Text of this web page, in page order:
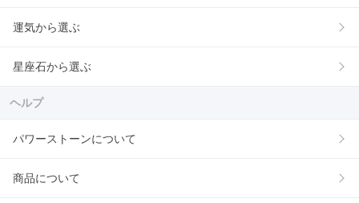
運気から選ぶ
星座石から選ぶ
ヘルプ
パワーストーンについて
商品について